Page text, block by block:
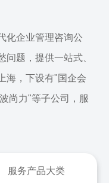
化企业管理咨询公
题，提供一站式、
海，下设有"国企会
尚力"等子公司，服
服务产品大类